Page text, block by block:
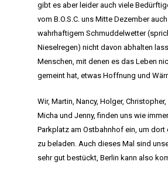
gibt es aber leider auch viele
vom B.O.S.C. uns Mitte Dezember
wahrhaftigem Schmuddelwetter
Nieselregen) nicht davon abhalten
Menschen, mit denen es das Leben
gemeint hat, etwas Hoffnung und
Wir, Martin, Nancy, Holger, Christopher,
Micha und Jenny, finden uns wie
Parkplatz am Ostbahnhof ein, um dort
zu beladen. Auch dieses Mal sind
sehr gut bestückt, Berlin kann also